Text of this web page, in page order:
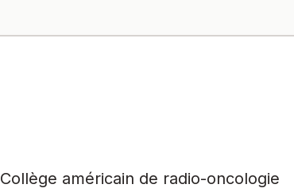
Collège américain de radio-oncologie